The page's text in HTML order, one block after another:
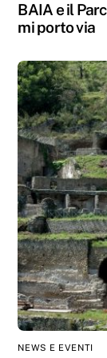
BAIA e il
mi porto via
NEWS E EVENTI